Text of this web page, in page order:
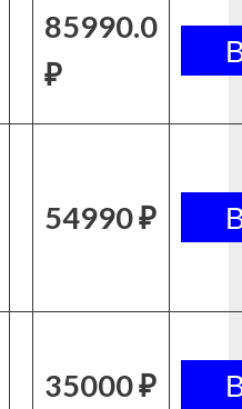
85990.0
₽
54990 ₽
35000 ₽